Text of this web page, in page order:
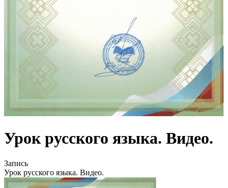
Урок русского языка. Видео.
Запись
Урок русского языка. Видео.